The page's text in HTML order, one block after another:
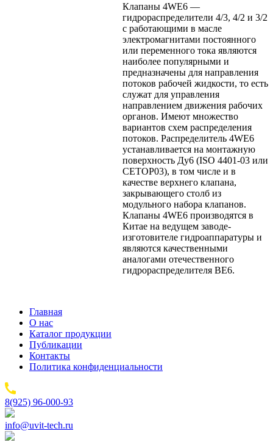
Клапаны 4WE6 —
гидрораспределители 4/3, 4/2 и 3/2
с работающими в масле
электромагнитами постоянного
или переменного тока являются
наиболее популярными и
предназначены для направления
потоков рабочей жидкости, то есть
служат для управления
направлением движения рабочих
органов. Имеют множество
вариантов схем распределения
потоков. Распределитель 4WE6
устанавливается на монтажную
поверхность Ду6 (ISO 4401-03 или
CETOP03), в том числе и в
качестве верхнего клапана,
закрывающего столб из
модульного набора клапанов.
Клапаны 4WE6 производятся в
Китае на ведущем заводе-
изготовителе гидроаппаратуры и
являются качественными
аналогами отечественного
гидрораспределителя ВЕ6.
Главная
О нас
Каталог продукции
Публикации
Контакты
Политика конфиденциальности
8(925) 96-000-93
info@uvit-tech.ru